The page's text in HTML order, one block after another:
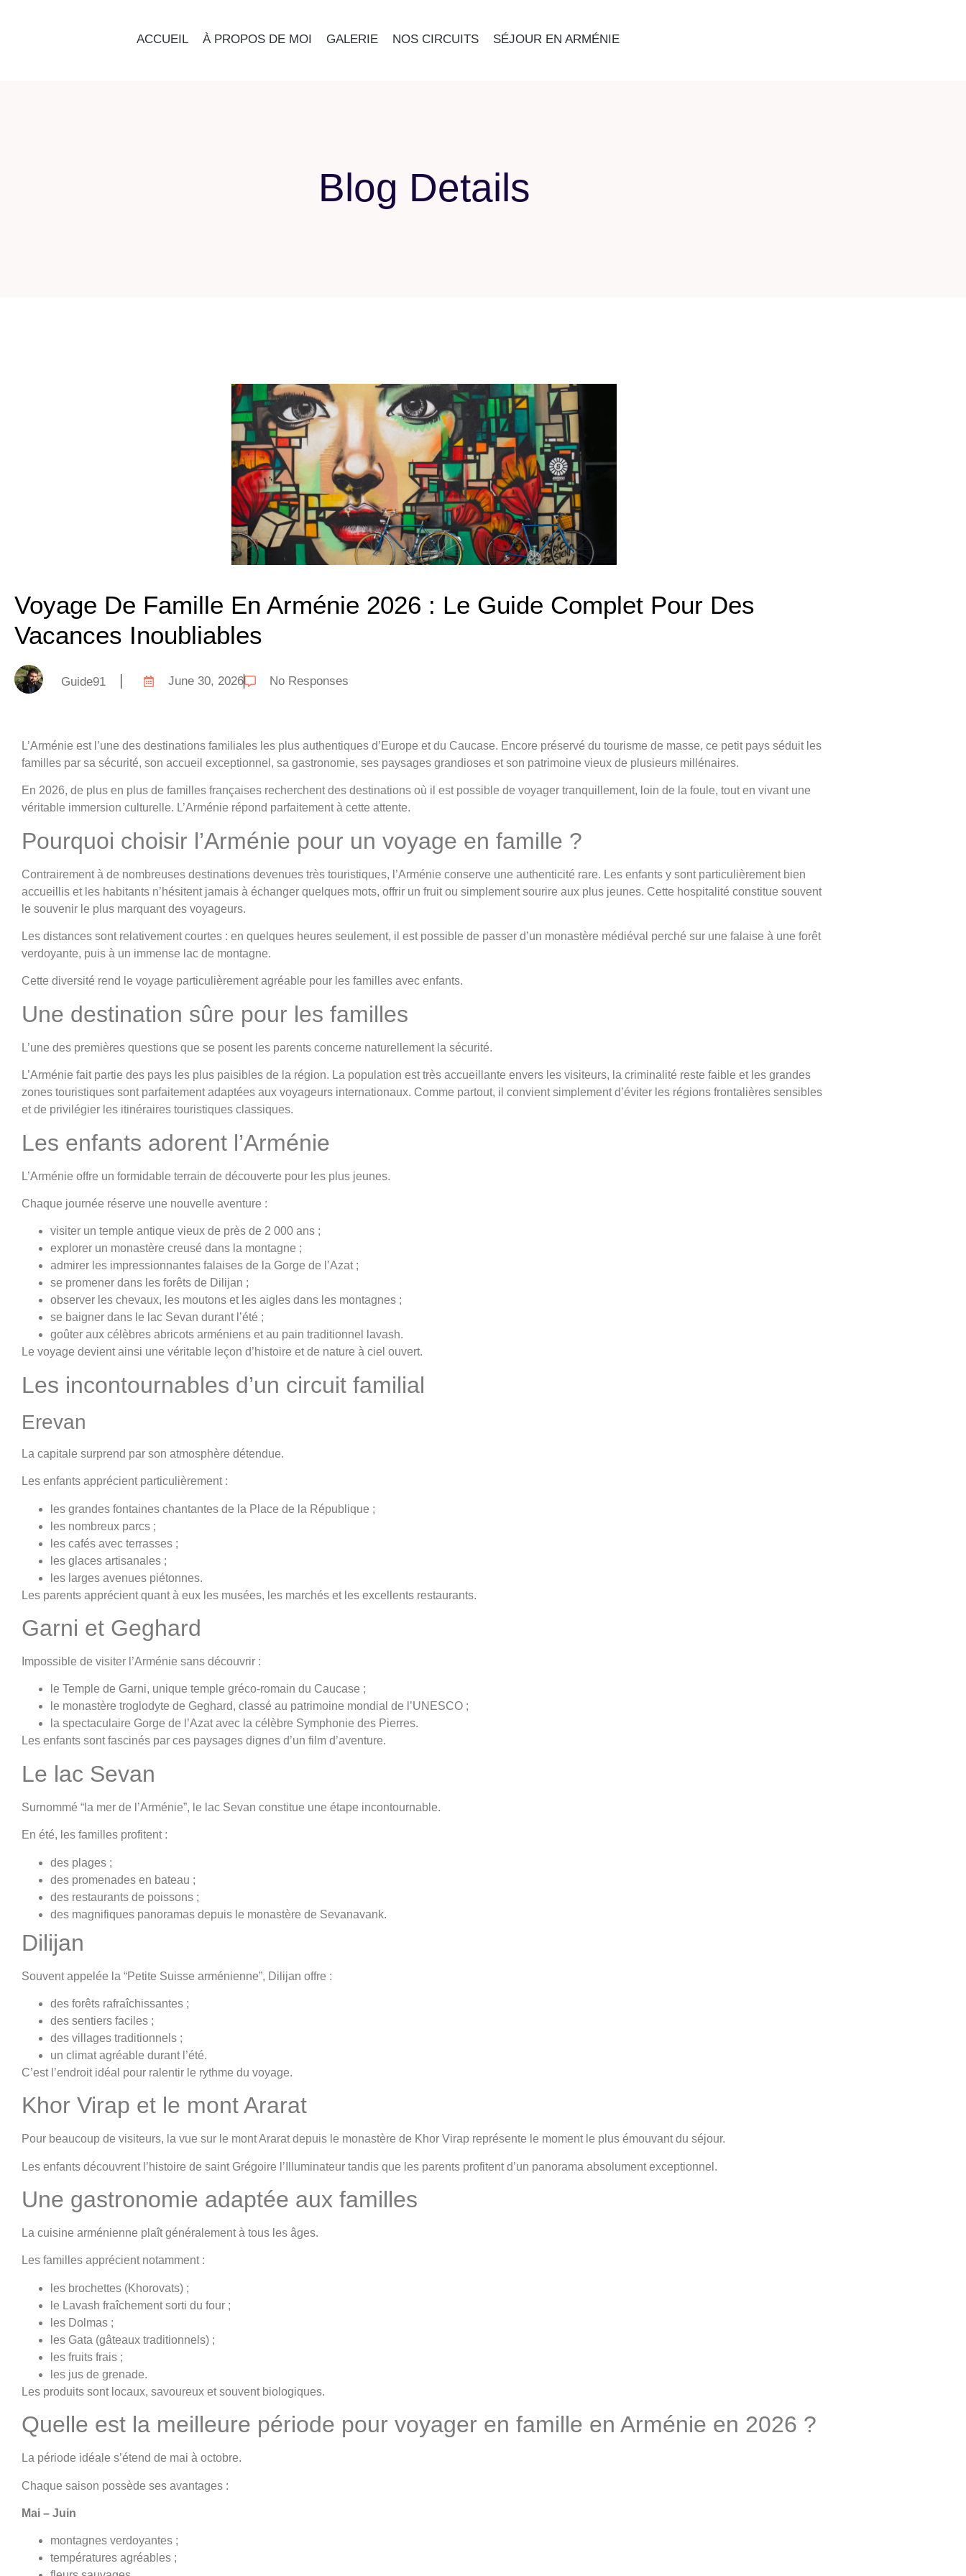
ACCUEIL À PROPOS DE MOI GALERIE NOS CIRCUITS SÉJOUR EN ARMÉNIE
Blog Details
Voyage De Famille En Arménie 2026 : Le Guide Complet Pour Des
Vacances Inoubliables
Guide91 June 30, 2026 No Responses
L’Arménie est l’une des destinations familiales les plus authentiques d’Europe et du Caucase. Encore préservé du tourisme de masse, ce petit pays séduit les
familles par sa sécurité, son accueil exceptionnel, sa gastronomie, ses paysages grandioses et son patrimoine vieux de plusieurs millénaires.
En 2026, de plus en plus de familles françaises recherchent des destinations où il est possible de voyager tranquillement, loin de la foule, tout en vivant une
véritable immersion culturelle. L’Arménie répond parfaitement à cette attente.
Pourquoi choisir l’Arménie pour un voyage en famille ?
Contrairement à de nombreuses destinations devenues très touristiques, l’Arménie conserve une authenticité rare. Les enfants y sont particulièrement bien
accueillis et les habitants n’hésitent jamais à échanger quelques mots, offrir un fruit ou simplement sourire aux plus jeunes. Cette hospitalité constitue souvent
le souvenir le plus marquant des voyageurs.
Les distances sont relativement courtes : en quelques heures seulement, il est possible de passer d’un monastère médiéval perché sur une falaise à une forêt
verdoyante, puis à un immense lac de montagne.
Cette diversité rend le voyage particulièrement agréable pour les familles avec enfants.
Une destination sûre pour les familles
L’une des premières questions que se posent les parents concerne naturellement la sécurité.
L’Arménie fait partie des pays les plus paisibles de la région. La population est très accueillante envers les visiteurs, la criminalité reste faible et les grandes
zones touristiques sont parfaitement adaptées aux voyageurs internationaux. Comme partout, il convient simplement d’éviter les régions frontalières sensibles
et de privilégier les itinéraires touristiques classiques.
Les enfants adorent l’Arménie
L’Arménie offre un formidable terrain de découverte pour les plus jeunes.
Chaque journée réserve une nouvelle aventure :
visiter un temple antique vieux de près de 2 000 ans ;
explorer un monastère creusé dans la montagne ;
admirer les impressionnantes falaises de la Gorge de l’Azat ;
se promener dans les forêts de Dilijan ;
observer les chevaux, les moutons et les aigles dans les montagnes ;
se baigner dans le lac Sevan durant l’été ;
goûter aux célèbres abricots arméniens et au pain traditionnel lavash.
Le voyage devient ainsi une véritable leçon d’histoire et de nature à ciel ouvert.
Les incontournables d’un circuit familial
Erevan
La capitale surprend par son atmosphère détendue.
Les enfants apprécient particulièrement :
les grandes fontaines chantantes de la Place de la République ;
les nombreux parcs ;
les cafés avec terrasses ;
les glaces artisanales ;
les larges avenues piétonnes.
Les parents apprécient quant à eux les musées, les marchés et les excellents restaurants.
Garni et Geghard
Impossible de visiter l’Arménie sans découvrir :
le Temple de Garni, unique temple gréco-romain du Caucase ;
le monastère troglodyte de Geghard, classé au patrimoine mondial de l’UNESCO ;
la spectaculaire Gorge de l’Azat avec la célèbre Symphonie des Pierres.
Les enfants sont fascinés par ces paysages dignes d’un film d’aventure.
Le lac Sevan
Surnommé “la mer de l’Arménie”, le lac Sevan constitue une étape incontournable.
En été, les familles profitent :
des plages ;
des promenades en bateau ;
des restaurants de poissons ;
des magnifiques panoramas depuis le monastère de Sevanavank.
Dilijan
Souvent appelée la “Petite Suisse arménienne”, Dilijan offre :
des forêts rafraîchissantes ;
des sentiers faciles ;
des villages traditionnels ;
un climat agréable durant l’été.
C’est l’endroit idéal pour ralentir le rythme du voyage.
Khor Virap et le mont Ararat
Pour beaucoup de visiteurs, la vue sur le mont Ararat depuis le monastère de Khor Virap représente le moment le plus émouvant du séjour.
Les enfants découvrent l’histoire de saint Grégoire l’Illuminateur tandis que les parents profitent d’un panorama absolument exceptionnel.
Une gastronomie adaptée aux familles
La cuisine arménienne plaît généralement à tous les âges.
Les familles apprécient notamment :
les brochettes (Khorovats) ;
le Lavash fraîchement sorti du four ;
les Dolmas ;
les Gata (gâteaux traditionnels) ;
les fruits frais ;
les jus de grenade.
Les produits sont locaux, savoureux et souvent biologiques.
Quelle est la meilleure période pour voyager en famille en Arménie en 2026 ?
La période idéale s’étend de mai à octobre.
Chaque saison possède ses avantages :
Mai – Juin
montagnes verdoyantes ;
températures agréables ;